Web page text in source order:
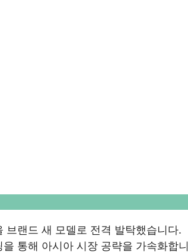
브랜드 새 모델로 전격 발탁했습니다.
통해 아시아 시장 공략을 가속화합